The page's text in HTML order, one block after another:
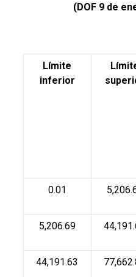
(DOF 9 de
Límite
inferior
0.01
5,206.69
44,191.63